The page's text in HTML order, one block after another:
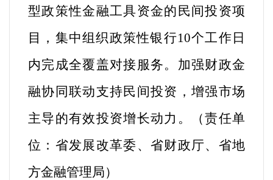
型政策性金融工具资金的民间投资项
目，集中组织政策性银行10个工作日
内完成全覆盖对接服务。加强财政金
融协同联动支持民间投资，增强市场
主导的有效投资增长动力 。 （责任单
位：省发展改革委、省财政厅、省地
方金融管理局）